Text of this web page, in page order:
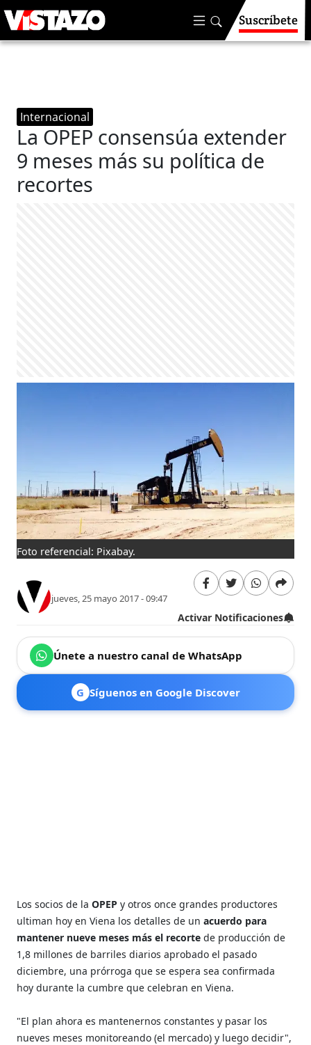
Suscríbete
Internacional
La OPEP consensúa extender
9 meses más su política de
recortes
Foto referencial: Pixabay.
jueves, 25 mayo 2017 - 09:47
Activar Notificaciones
Únete a nuestro canal de WhatsApp
G Síguenos en Google Discover
Los socios de laOPEP y otros once grandes productores
ultiman hoy en Viena los detalles de unacuerdo para
mantener nueve meses más el recorte de producción de
1,8 millones de barriles diarios aprobado el pasado
diciembre, una prórroga que se espera sea confirmada
hoy durante la cumbre que celebran en Viena.
"El plan ahora es mantenernos constantes y pasar los
nueves meses monitoreando (el mercado) y luego decidir",